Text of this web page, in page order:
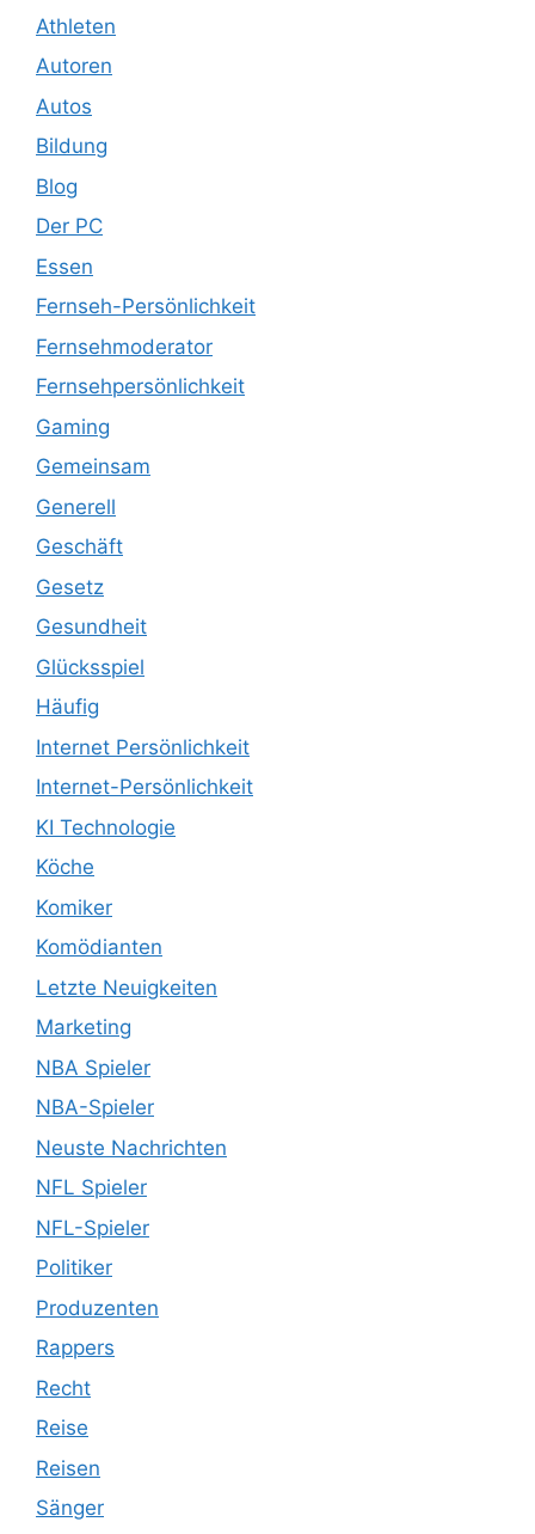
Athleten
Autoren
Autos
Bildung
Blog
Der PC
Essen
Fernseh-Persönlichkeit
Fernsehmoderator
Fernsehpersönlichkeit
Gaming
Gemeinsam
Generell
Geschäft
Gesetz
Gesundheit
Glücksspiel
Häufig
Internet Persönlichkeit
Internet-Persönlichkeit
KI Technologie
Köche
Komiker
Komödianten
Letzte Neuigkeiten
Marketing
NBA Spieler
NBA-Spieler
Neuste Nachrichten
NFL Spieler
NFL-Spieler
Politiker
Produzenten
Rappers
Recht
Reise
Reisen
Sänger